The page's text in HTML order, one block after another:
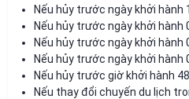
Nếu hủy trước ngày khởi hành
Nếu hủy trước ngày khởi hành
Nếu hủy trước ngày khởi hành
Nếu hủy trước ngày khởi hành
Nếu hủy trước giờ khởi hành
Nếu thay đổi chuyến du lịch